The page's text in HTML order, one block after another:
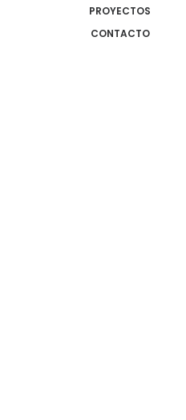
PROYECTOS
CONTACTO